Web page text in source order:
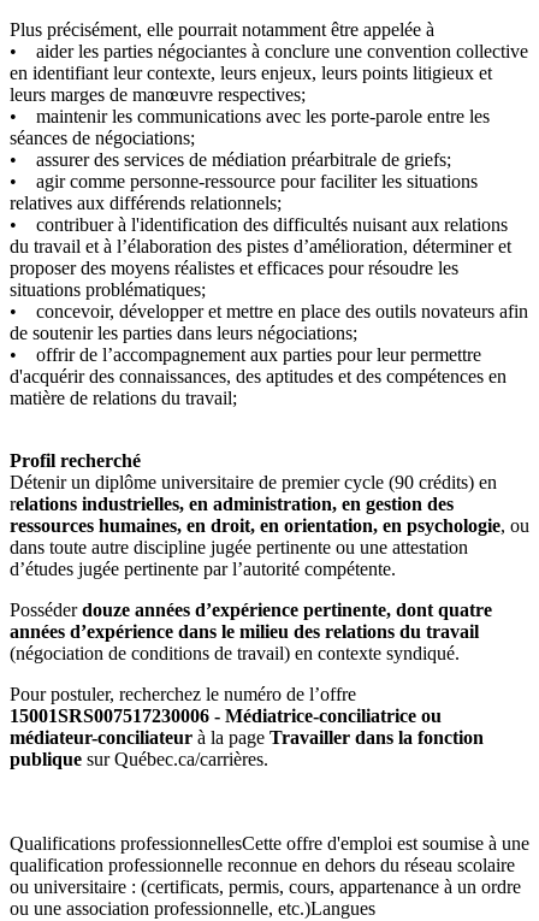
Plus précisément, elle pourrait notamment être appelée à
• aider les parties négociantes à conclure une convention collective
en identifiant leur contexte, leurs enjeux, leurs points litigieux et
leurs marges de manœuvre respectives;
• maintenir les communications avec les porte-parole entre les
séances de négociations;
• assurer des services de médiation préarbitrale de griefs;
• agir comme personne-ressource pour faciliter les situations
relatives aux différends relationnels;
• contribuer à l'identification des difficultés nuisant aux relations
du travail et à l’élaboration des pistes d’amélioration, déterminer et
proposer des moyens réalistes et efficaces pour résoudre les
situations problématiques;
• concevoir, développer et mettre en place des outils novateurs afin
de soutenir les parties dans leurs négociations;
• offrir de l’accompagnement aux parties pour leur permettre
d'acquérir des connaissances, des aptitudes et des compétences en
matière de relations du travail;
Profil recherché
Détenir un diplôme universitaire de premier cycle (90 crédits) en
relations industrielles, en administration, en gestion des
ressources humaines, en droit, en orientation, en psychologie, ou
dans toute autre discipline jugée pertinente ou une attestation
d’études jugée pertinente par l’autorité compétente.
Posséderdouze années d’expérience pertinente, dont quatre
années d’expérience dans le milieu des relations du travail
(négociation de conditions de travail) en contexte syndiqué.
Pour postuler, recherchez le numéro de l’offre
15001SRS007517230006 - Médiatrice-conciliatrice ou
médiateur-conciliateur à la page Travailler dans la fonction
publique sur Québec.ca/carrières.
Qualifications professionnellesCette offre d'emploi est soumise à une
qualification professionnelle reconnue en dehors du réseau scolaire
ou universitaire : (certificats, permis, cours, appartenance à un ordre
ou une association professionnelle, etc.)Langues